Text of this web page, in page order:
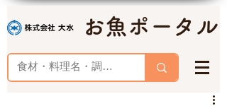
お魚ポータル